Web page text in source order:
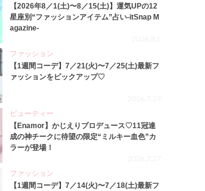
【2026年8／1(土)〜8／15(土)】運気UPの12
星座別“ファッションアイテム”占い-itSnap M
agazine-
2026.8.1
ファッション
【1週間コーデ】7／21(火)〜7／25(土)最新フ
ァッションをピックアップ♡
2026.7.29
ビューティー
【Enamor】かじえりプロデュース♡11冠達
成の神チークに待望の限定“ミルキー血色”カ
ラーが登場！
2026.7.27
ファッション
【1週間コーデ】7／14(火)〜7／18(土)最新フ